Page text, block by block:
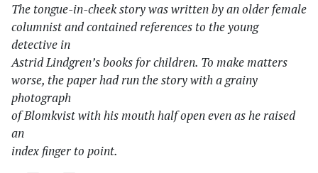
The tongue-in-cheek story was written by an older female
columnist and contained references to the young
detective in
Astrid Lindgren’s books for children. To make matters
worse, the paper had run the story with a grainy
photograph
of Blomkvist with his mouth half open even as he raised
an
index finger to point.